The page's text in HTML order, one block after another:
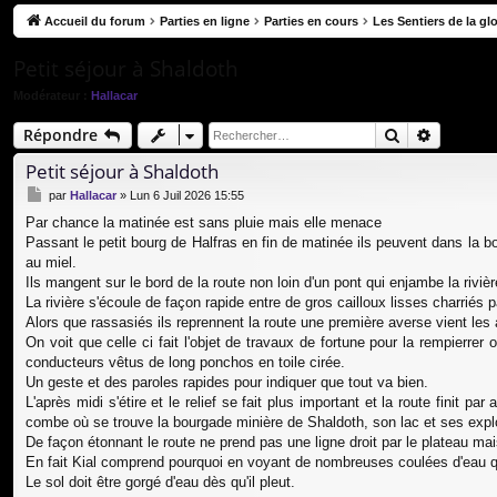
co
s
Accueil du forum Parties en ligne Parties en cours Les Sentiers de la
Hallacar
Répondre Rechercher
Petit séjour à Shaldoth
M
s
s
a
par Hallacar » Lun 6 Juil 2026 15:55
Par chance la matinée est sans pluie mais elle menace
Passant le petit bourg de Halfras en fin de matinée ils peuvent dans la
au miel.
Ils mangent sur le bord de la route non loin d'un pont qui enjambe la
La rivière s'écoule de façon rapide entre de gros cailloux lisses charriés
Alors que rassasiés ils reprennent la route une première averse vient
On voit que celle ci fait l'objet de travaux de fortune pour la
conducteurs vêtus de long ponchos en toile cirée.
Un geste et des paroles rapides pour indiquer que tout va bien.
L'après midi s'étire et le relief se fait plus important et la route finit par
combe où se trouve la bourgade minière de Shaldoth, son lac et ses
De façon étonnant le route ne prend pas une ligne droit par le plateau
En fait Kial comprend pourquoi en voyant de nombreuses coulées
Le sol doit être gorgé d'eau dès qu'il pleut.